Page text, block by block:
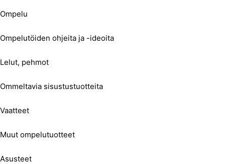
Ompelu
Ompelutöiden ohjeita ja -ideoita
Lelut, pehmot
Ommeltavia sisustustuotteita
Vaatteet
Muut ompelutuotteet
Asusteet